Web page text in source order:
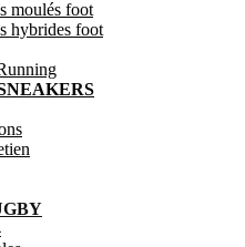
moulés foot
hybrides foot